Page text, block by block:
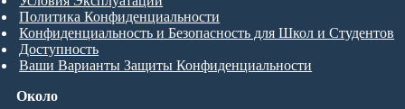
Около
Политика Конфиденциальности
Конфиденциальность и Безопасность для Школ и Студентов
Доступность
Ваши Варианты Защиты Конфиденциальности